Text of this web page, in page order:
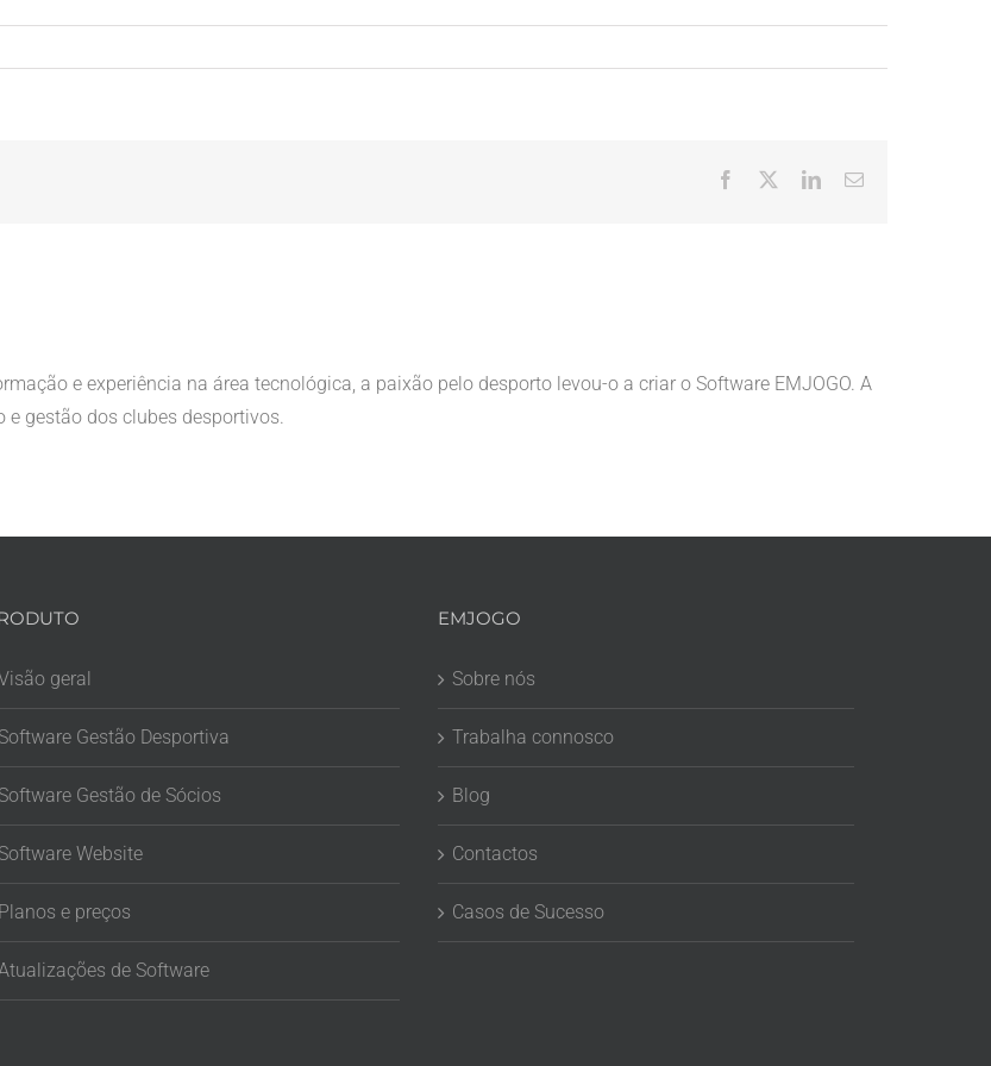
Facebook LinkedInEmail
e experiência na área tecnológica, a paixão pelo desporto levou-o a criar o Software EMJOGO. A
gestão dos clubes desportivos.
geral
Gestão Desportiva
Gestão de Sócios
Website
Planos e preços
de Software
EMJOGO
Sobre nós
Trabalha connosco
Blog
Contactos
Casos de Sucesso